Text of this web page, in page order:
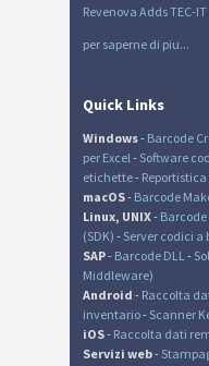
Revenova Adds TEC-
per saperne di piu...
Quick Links
Windows- Barcode
per Excel- Software
etichette- Reportistica
macOS- Barcode
Linux, UNIX-
(SDK) - Server codici a
SAP- Barcode DLL-
Middleware)
Android - Raccolta
inventario- Scanner
iOS- Raccolta dati
Servizi web-